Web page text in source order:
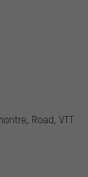
Road, VTT